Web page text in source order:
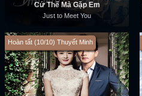
Cứ Thế Mà Gặp Em
Just to Meet You
Hoàn tất (10/10) Thuyết Minh